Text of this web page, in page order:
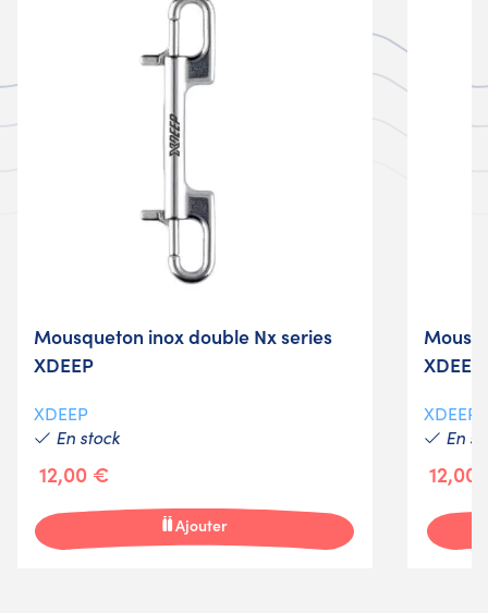
Mousqueton inox double Nx series
XDEEP
XDEEP
En stock
12,00 €
Ajouter
XDEEP
XDEEP
En
12,00